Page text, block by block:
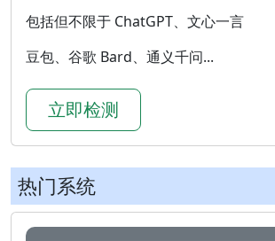
包括但不限于 ChatGPT、文心一言
豆包、谷歌 Bard、通义千问...
立即检测
热门系统